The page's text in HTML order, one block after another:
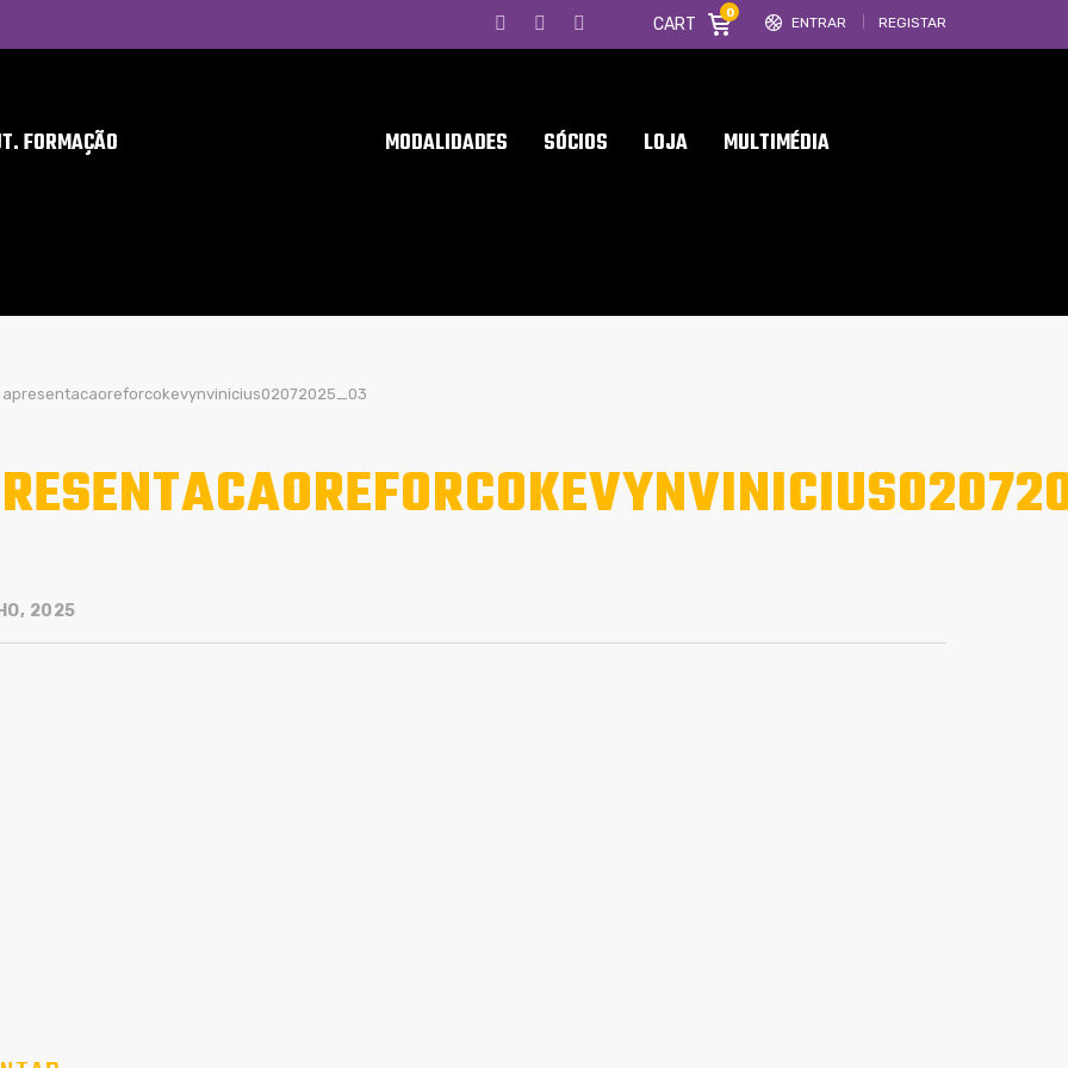
ENTRAR REGISTAR
CART
0
FORMAÇÃO MODALIDADES SÓCIOS LOJA MULTIMÉDIA
apresentacaoreforcokevynvinicius02072025_03
2025